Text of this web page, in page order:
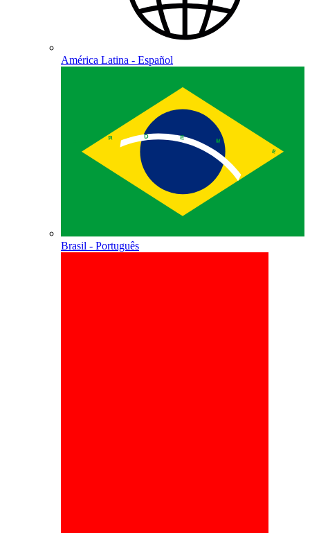
América Latina - Español
Brasil - Português